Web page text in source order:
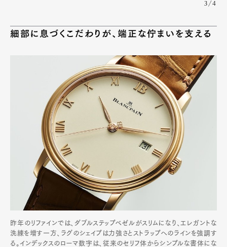
3/4
細部に息づくこだわりが、端正な佇まいを支える
昨年のリファインでは、ダブルステップベゼルがスリムになり、エレガントな
洗練を増す一方、ラグのシェイプは力強さとストラップへのラインを強調す
る。インデックスのローマ数字は、従来のセリフ体からシンプルな書体にな